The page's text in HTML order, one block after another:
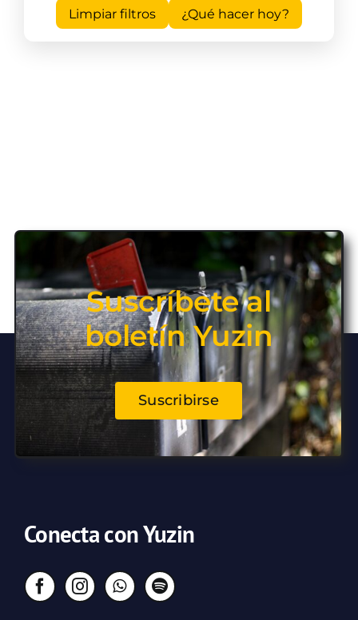
Limpiar filtros ¿Qué hacer hoy?
Suscríbete al
boletín Yuzin
Suscribirse
Conecta con Yuzin